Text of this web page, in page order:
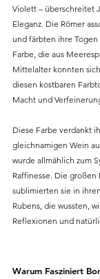
Violett – überschreitet
Eleganz. Die Römer
und färbten ihre
Farbe, die aus
Mittelalter konnten
diesen kostbaren
Macht und
Diese Farbe verdankt
gleichnamigen Wein
wurde allmählich zum
Raffinesse. Die großen
sublimierten sie in
Rubens, die wussten,
Reflexionen und
Warum Fasziniert